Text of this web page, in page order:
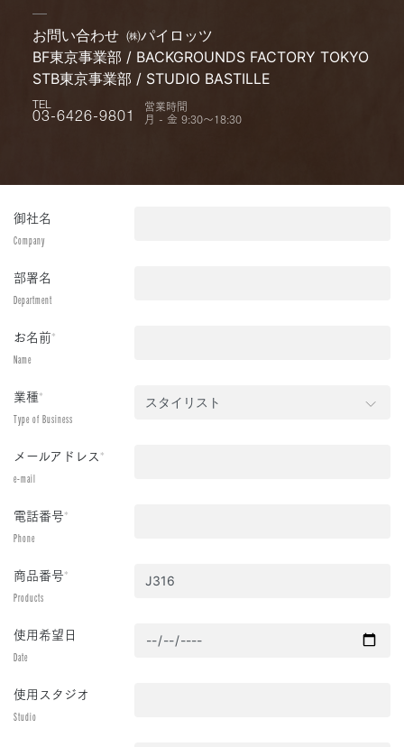
お問い合わせ ㈱パイロッツ
BF東京事業部 / BACKGROUNDS FACTORY TOKYO
STB東京事業部 / STUDIO BASTILLE
TEL
03-6426-9801
営業時間
月 - 金 9:30〜18:30
御社名
Company
部署名
Department
お名前*
Name
業種*
Type of Business
メールアドレス*
e-mail
電話番号*
Phone
商品番号*
Products
使用希望日
Date
使用スタジオ
Studio